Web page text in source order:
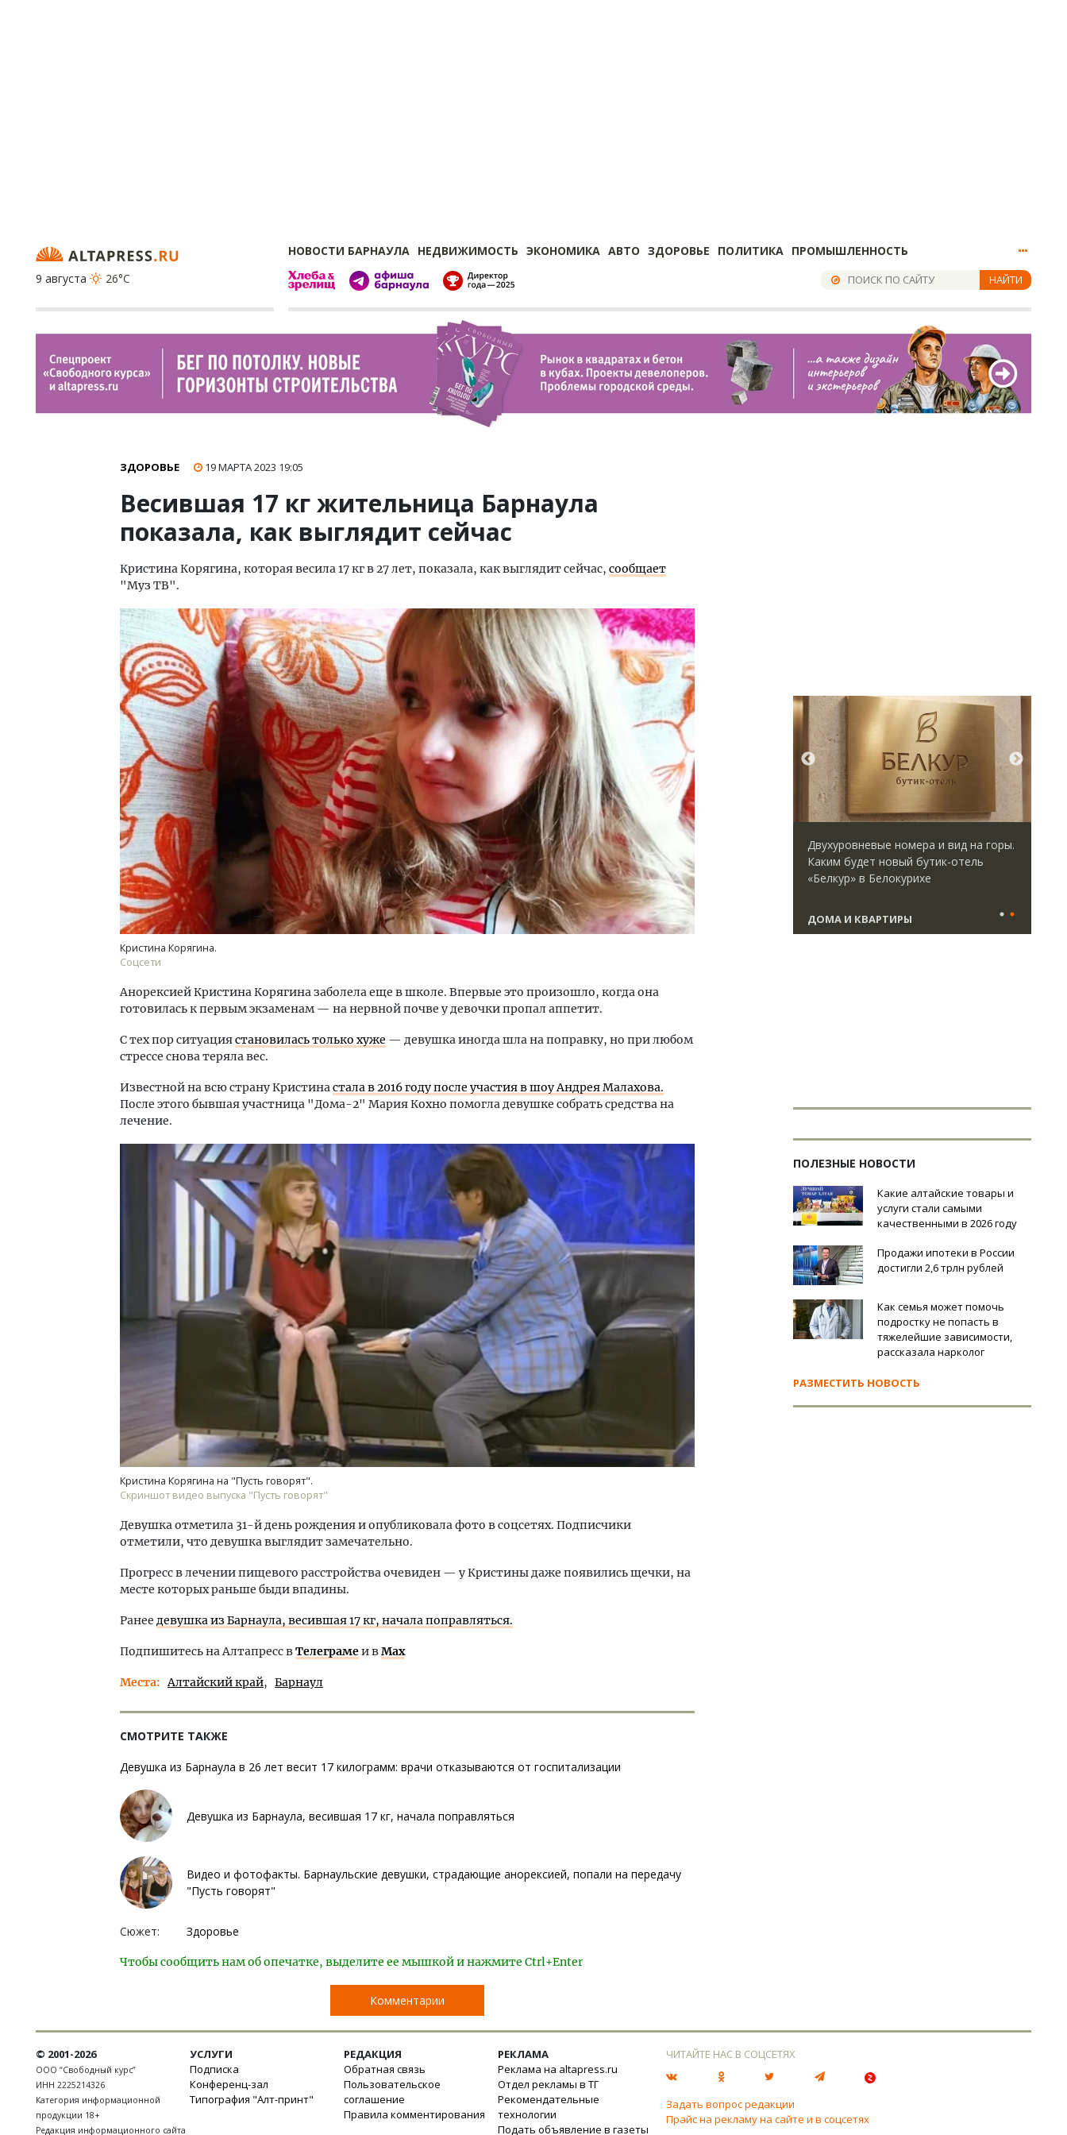
НОВОСТИ БАРНАУЛА НЕДВИЖИМОСТЬ ЭКОНОМИКА АВТО ЗДОРОВЬЕ ПОЛИТИКА ПРОМЫШЛЕННОСТЬ
9 августа
26°C НАЙТИ
ЗДОРОВЬЕ 19 МАРТА 2023 19:05
Весившая 17 кг жительница Барнаула
показала, как выглядит сейчас
Кристина Корягина, которая весила 17 кг в 27 лет, показала, как выглядит сейчас, сообщает
"Муз ТВ".
Кристина Корягина.
Соцсети
Анорексией Кристина Корягина заболела еще в школе. Впервые это произошло, когда она
готовилась к первым экзаменам — на нервной почве у девочки пропал аппетит.
С тех пор ситуациястановилась только хуже — девушка иногда шла на поправку, но при любом
стрессе снова теряла вес.
Известной на всю страну Кристинастала в 2016 году после участия в шоу Андрея Малахова.
После этого бывшая участница "Дома-2" Мария Кохно помогла девушке собрать средства на
лечение.
Кристина Корягина на "Пусть говорят".
Скриншот видео выпуска "Пусть говорят"
Девушка отметила 31-й день рождения и опубликовала фото в соцсетях. Подписчики
отметили, что девушка выглядит замечательно.
Прогресс в лечении пищевого расстройства очевиден — у Кристины даже появились щечки, на
месте которых раньше быди впадины.
Ранее девушка из Барнаула, весившая 17 кг, начала поправляться.
Подпишитесь на Алтапресс вТелеграмеи вMax
Места Алтайский край Барнаул
СМОТРИТЕ ТАКЖЕ
Девушка из Барнаула в 26 лет весит 17 килограмм: врачи отказываются от госпитализации
Девушка из Барнаула, весившая 17 кг, начала поправляться
Видео и фотофакты. Барнаульские девушки, страдающие анорексией, попали на передачу
"Пусть говорят"
Сюжет: Здоровье
Чтобы сообщить нам об опечатке, выделите ее мышкой и нажмите Ctrl+Enter
Комментарии
Двухуровневые номера и вид на горы.
Каким будет новый бутик-отель
«Белкур» в Белокурихе
ДОМА И КВАРТИРЫ
Ищем новые берега. Гендиректор
«Жилищной инициативы» Юрий
Гатилов — о том, как девелоперу
оставаться на плаву, когда рынок
штормит
СТРОИТЕЛЬСТВО
Двухуровневые номера и вид на горы.
Каким будет новый бутик-отель
«Белкур» в Белокурихе
ДОМА И КВАРТИРЫ
ПОЛЕЗНЫЕ НОВОСТИ
Какие алтайские товары и
услуги стали самыми
качественными в 2026 году
Продажи ипотеки в России
достигли 2,6 трлн рублей
Как семья может помочь
подростку не попасть в
тяжелейшие зависимости,
рассказала нарколог
РАЗМЕСТИТЬ НОВОСТЬ
© 2001-2026
ООО “Свободный курс”
ИНН 2225214326
Категория информационной
продукции 18+
Редакция информационного сайта
УСЛУГИ
Подписка
Конференц-зал
Типография "Алт-принт"
РЕДАКЦИЯ
Обратная связь
Пользовательское
соглашение
Правила комментирования
РЕКЛАМА
Реклама на altapress.ru
Отдел рекламы в ТГ
Рекомендательные
технологии
Подать объявление в газеты
ЧИТАЙТЕ НАС В СОЦСЕТЯХ
Задать вопрос редакции
Прайс на рекламу на сайте и в соцсетях